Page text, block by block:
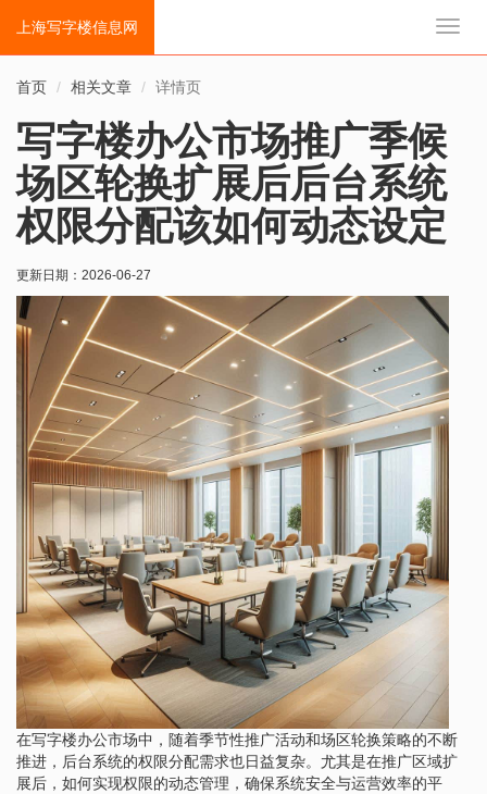
切
上海写字楼信息网
首页 相关文章 详情页
写字楼办公市场推广季候
场区轮换扩展后后台系统
权限分配该如何动态设定
更新日期： 2026-06-27
在写字楼办公市场中，随着季节性推广活动和场区轮换策略的不断
推进，后台系统的权限分配需求也日益复杂。尤其是在推广区域扩
展后，如何实现权限的动态管理，确保系统安全与运营效率的平